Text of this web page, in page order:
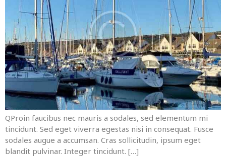
QProin faucibus nec mauris a sodales, sed elementum mi
tincidunt. Sed eget viverra egestas nisi in consequat. Fusce
sodales augue a accumsan. Cras sollicitudin, ipsum eget
blandit pulvinar. Integer tincidunt. […]